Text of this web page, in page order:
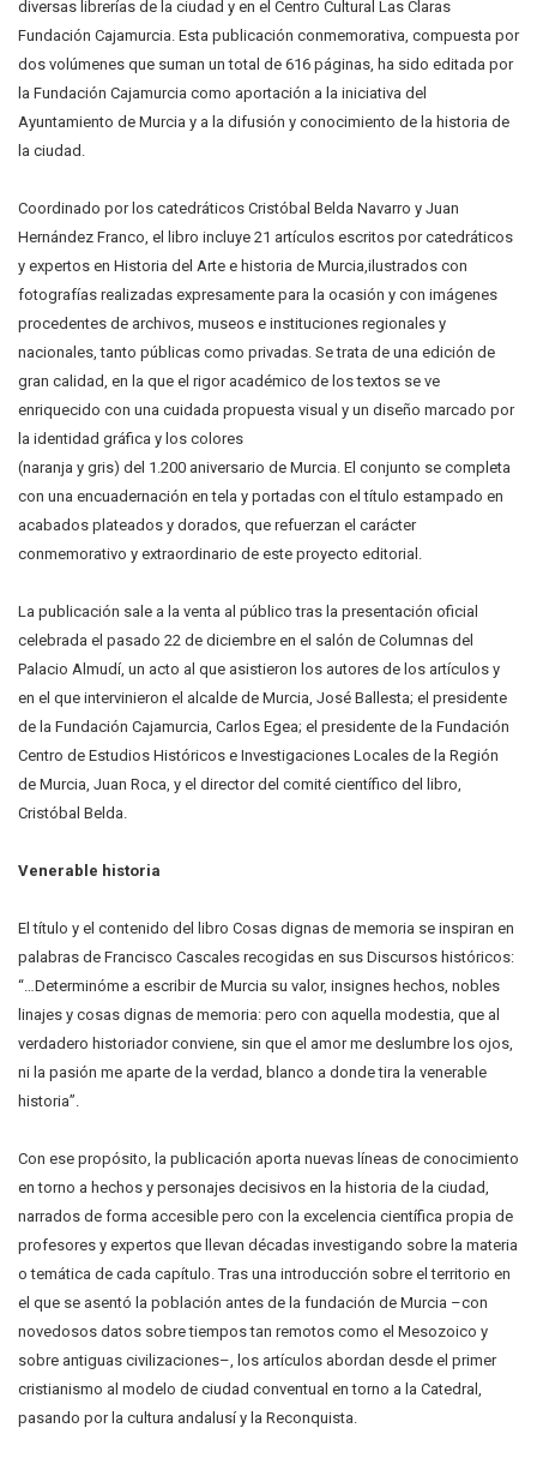
diversas librerías de la ciudad y en el Centro Cultural Las Claras
Fundación Cajamurcia. Esta publicación conmemorativa, compuesta por
dos volúmenes que suman un total de 616 páginas, ha sido editada por
la Fundación Cajamurcia como aportación a la iniciativa del
Ayuntamiento de Murcia y a la difusión y conocimiento de la historia de
la ciudad.
Coordinado por los catedráticos Cristóbal Belda Navarro y Juan
Hernández Franco, el libro incluye 21 artículos escritos por catedráticos
y expertos en Historia del Arte e historia de Murcia,ilustrados con
fotografías realizadas expresamente para la ocasión y con imágenes
procedentes de archivos, museos e instituciones regionales y
nacionales, tanto públicas como privadas. Se trata de una edición de
gran calidad, en la que el rigor académico de los textos se ve
enriquecido con una cuidada propuesta visual y un diseño marcado por
la identidad gráfica y los colores
(naranja y gris) del 1.200 aniversario de Murcia. El conjunto se completa
con una encuadernación en tela y portadas con el título estampado en
acabados plateados y dorados, que refuerzan el carácter
conmemorativo y extraordinario de este proyecto editorial.
La publicación sale a la venta al público tras la presentación oficial
celebrada el pasado 22 de diciembre en el salón de Columnas del
Palacio Almudí, un acto al que asistieron los autores de los artículos y
en el que intervinieron el alcalde de Murcia, José Ballesta; el presidente
de la Fundación Cajamurcia, Carlos Egea; el presidente de la Fundación
Centro de Estudios Históricos e Investigaciones Locales de la Región
de Murcia, Juan Roca, y el director del comité científico del libro,
Cristóbal Belda.
Venerable historia
El título y el contenido del libro Cosas dignas de memoria se inspiran en
palabras de Francisco Cascales recogidas en sus Discursos históricos:
“…Determinóme a escribir de Murcia su valor, insignes hechos, nobles
linajes y cosas dignas de memoria: pero con aquella modestia, que al
verdadero historiador conviene, sin que el amor me deslumbre los ojos,
ni la pasión me aparte de la verdad, blanco a donde tira la venerable
historia”.
Con ese propósito, la publicación aporta nuevas líneas de conocimiento
en torno a hechos y personajes decisivos en la historia de la ciudad,
narrados de forma accesible pero con la excelencia científica propia de
profesores y expertos que llevan décadas investigando sobre la materia
o temática de cada capítulo. Tras una introducción sobre el territorio en
el que se asentó la población antes de la fundación de Murcia –con
novedosos datos sobre tiempos tan remotos como el Mesozoico y
sobre antiguas civilizaciones–, los artículos abordan desde el primer
cristianismo al modelo de ciudad conventual en torno a la Catedral,
pasando por la cultura andalusí y la Reconquista.